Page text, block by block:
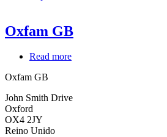
Oxfam GB
Read more
Oxfam GB
John Smith Drive
Oxford
OX4 2JY
Reino Unido